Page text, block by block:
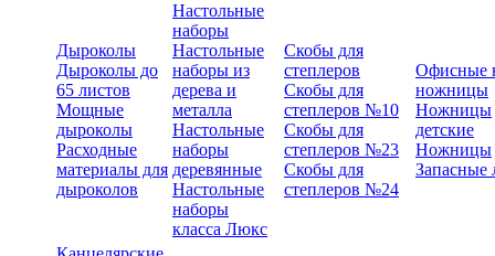
Дыроколы
Дыроколы до
65 листов
Мощные
дыроколы
Расходные
материалы для
дыроколов
Настольные
наборы
Настольные
наборы из
дерева и
металла
Настольные
наборы
деревянные
Настольные
наборы
класса Люкс
Скобы для
степлеров
Скобы для
степлеров №10
Скобы для
степлеров №23
Скобы для
степлеров №24
Офисные
ножницы
Ножницы
детские
Ножницы
Запасные